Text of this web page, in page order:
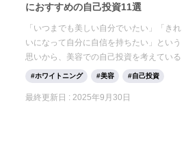
におすすめの自己投資11選
「いつまでも美しい自分でいたい」「きれ
いになって自分に自信を持ちたい」という
思いから、美容での自己投資を考えている
方もいるのではないでしょうか。自己投資
をすることで そこで今回は、もっときれい
になりたい方に向けて、美容におすすめの
ホワイトニング 美容 自己投資
最終更新日 : 2025年9月30日